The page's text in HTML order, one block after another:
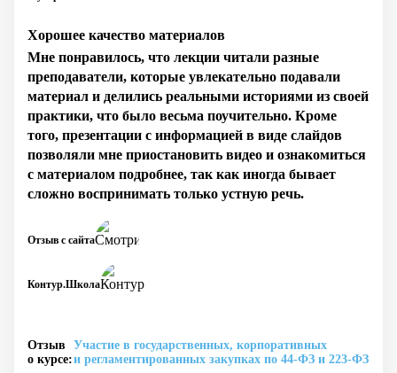
Хорошее качество материалов
Мне понравилось, что лекции читали разные
преподаватели, которые увлекательно подавали
материал и делились реальными историями из своей
практики, что было весьма поучительно. Кроме
того, презентации с информацией в виде слайдов
позволяли мне приостановить видео и ознакомиться
с материалом подробнее, так как иногда бывает
сложно воспринимать только устную речь.
Контур.Школа
Отзыв с сайта
Отзыв
о курсе:
Участие в государственных, корпоративных
и регламентированных закупках по 44‑ФЗ и 223‑ФЗ